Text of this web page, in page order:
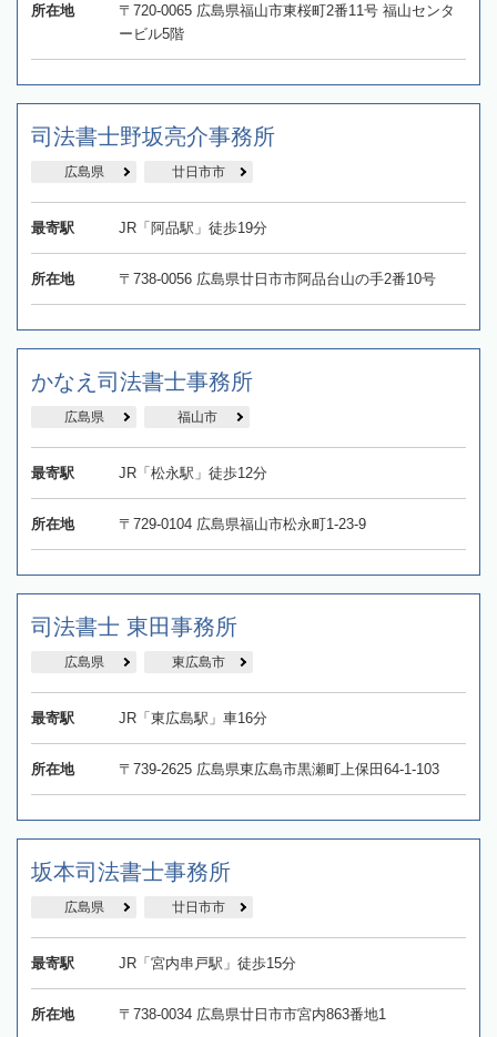
所在地
〒720-0065 広島県福山市東桜町2番11号 福山センタ
ービル5階
司法書士野坂亮介事務所
広島県 廿日市市
最寄駅 JR「阿品駅」徒歩19分
所在地 〒738-0056 広島県廿日市市阿品台山の手2番10号
かなえ司法書士事務所
広島県 福山市
最寄駅 JR「松永駅」徒歩12分
所在地 〒729-0104 広島県福山市松永町1-23-9
司法書士 東田事務所
広島県 東広島市
最寄駅 JR「東広島駅」車16分
所在地 〒739-2625 広島県東広島市黒瀬町上保田64-1-103
坂本司法書士事務所
広島県 廿日市市
最寄駅 JR「宮内串戸駅」徒歩15分
所在地 〒738-0034 広島県廿日市市宮内863番地1